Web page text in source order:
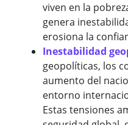
viven en la
genera
erosiona la
Inestabilidad
geopolíticas, los
aumento del
entorno
Estas tensiones